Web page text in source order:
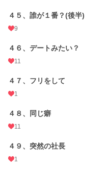
４５、誰が１番？(後半)
9
４６、デートみたい？
11
４７、フリをして
1
４８、同じ癖
11
４９、突然の社長
1